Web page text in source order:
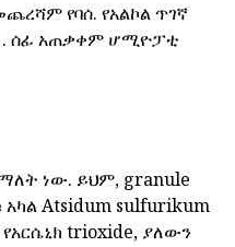
የባሰ. የአልኮል ጥገኛ
ሰፊ አጠቃቀም ሆሚዮፓቲ
ነው. ይህም, granule
Atsidum sulfurikum
trioxide, ያለውን